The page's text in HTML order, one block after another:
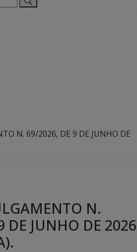
N. 69/2026, DE 9 DE JUNHO DE
N.
DE JUNHO DE 2026